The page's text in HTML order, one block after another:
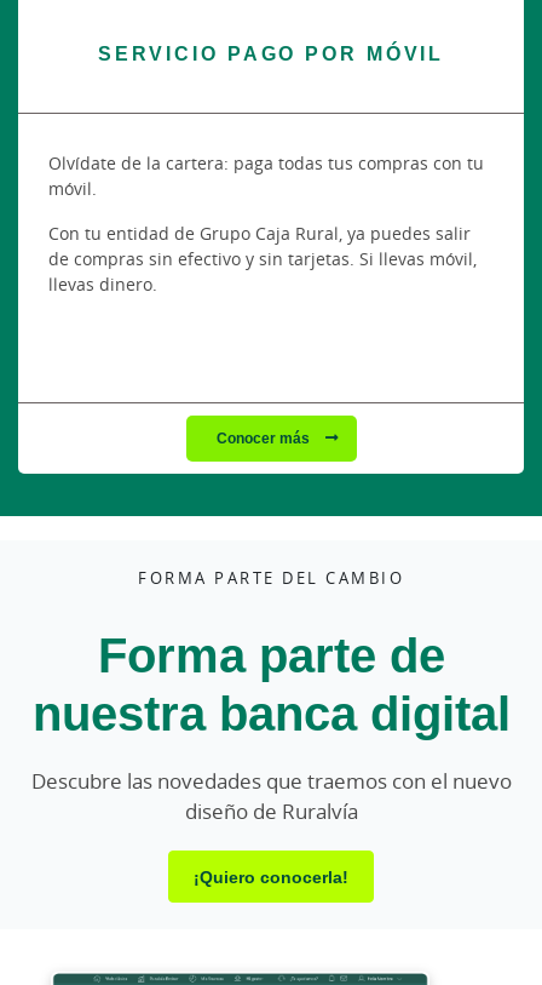
SERVICIO PAGO POR MÓVIL
Olvídate de la cartera: paga todas tus compras con tu
móvil.
Con tu entidad de Grupo Caja Rural, ya puedes salir
de compras sin efectivo y sin tarjetas. Si llevas móvil,
llevas dinero.
Conocer más
FORMA PARTE DEL CAMBIO
Forma parte de
nuestra banca digital
Descubre las novedades que traemos con el nuevo
diseño de Ruralvía
¡Quiero conocerla!